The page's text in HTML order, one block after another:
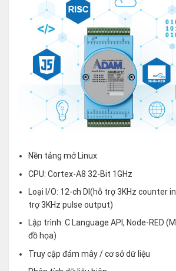
Nền tảng mở Linux
CPU: Cortex-A8 32-Bit 1GHz
Loại I/O: 12-ch DI(hỗ trợ 3KHz counter
trợ 3KHz pulse output)
Lập trình: C Language API, Node-RED
đồ họa)
Truy cập đám mây / cơ sở dữ liệu